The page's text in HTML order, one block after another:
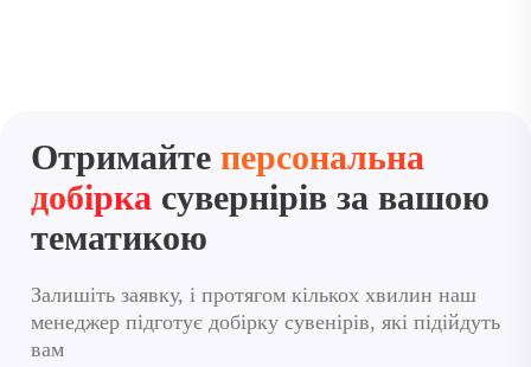
Отримайте персональна
добірка сувернірів за вашою
тематикою
Залишіть заявку, і протягом кількох хвилин наш
менеджер підготує добірку сувенірів, які підійдуть
вам